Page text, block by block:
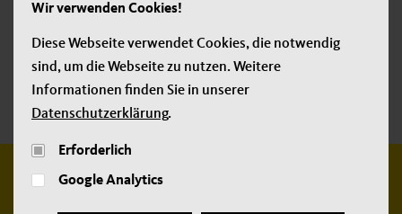
dem Tisch.“
Jetzt teilen:
Wir verwenden Cookies!
Diese Webseite verwendet Cookies, die notwendig
sind, um die Webseite zu nutzen. Weitere
Informationen finden Sie in unserer
Datenschutzerklärung.
Erforderlich
Google Analytics